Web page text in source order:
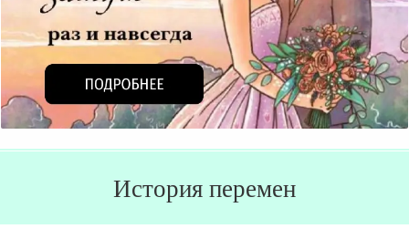
История перемен